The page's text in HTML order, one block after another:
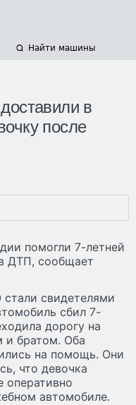
Найти машины
в
после
помогли 7-летней
ДТП, сообщает
свидетелями
сбил 7-
дорогу на
и братом. Оба
на помощь. Они
что девочка
оперативно
автомобиле.